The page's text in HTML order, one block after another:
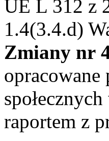
UE L 312 z
1.4(3.4.d)
Zmiany nr
raportem z